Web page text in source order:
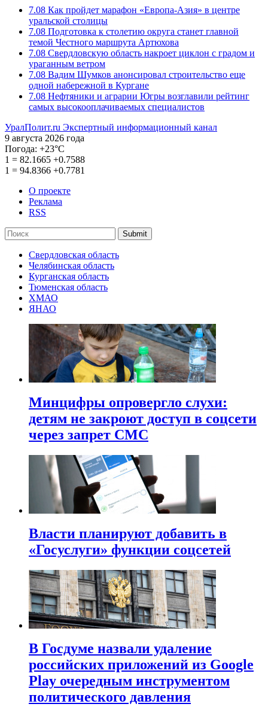
7.08 Как пройдет марафон «Европа-Азия» в центре
уральской столицы
7.08 Подготовка к столетию округа станет главной
темой Честного маршрута Артюхова
7.08 Свердловскую область накроет циклон с градом и
ураганным ветром
7.08 Вадим Шумков анонсировал строительство еще
одной набережной в Кургане
7.08 Нефтяники и аграрии Югры возглавили рейтинг
самых высокооплачиваемых специалистов
УралПолит.ru Экспертный информационный канал
9 августа 2026 года
Погода: +23°С
1 = 82.1665 +0.7588
1 = 94.8366 +0.7781
О проекте
Реклама
RSS
Submit
Свердловская область
Челябинская область
Курганская область
Тюменская область
ХМАО
ЯНАО
Минцифры опровергло слухи:
детям не закроют доступ в соцсети
через запрет СМС
Власти планируют добавить в
«Госуслуги» функции соцсетей
В Госдуме назвали удаление
российских приложений из Google
Play очередным инструментом
политического давления